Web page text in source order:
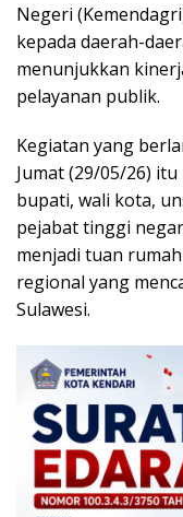
Negeri
kepada daerah-
menunjukkan
pelayanan publik.
Kegiatan yang
Jumat (29/05/26)
bupati, wali kota,
pejabat tinggi
menjadi tuan
regional yang
Sulawesi.